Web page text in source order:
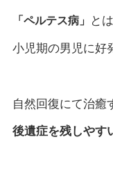
「ペルテス病」 とは
小児期の男児に好
自然回復にて治癒
後遺症を残しやす